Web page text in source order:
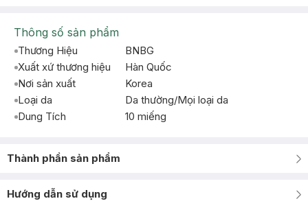
Thông số sản phẩm
Thương Hiệu
BNBG
Xuất xứ thương hiệu
Hàn Quốc
Nơi sản xuất
Korea
Loại da
Da thường/Mọi loại da
Dung Tích
10 miếng
Thành phần sản phẩm
Hướng dẫn sử dụng